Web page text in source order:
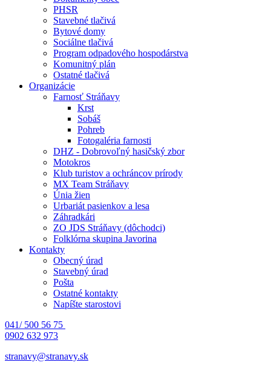
PHSR
Stavebné tlačivá
Bytové domy
Sociálne tlačivá
Program odpadového hospodárstva
Komunitný plán
Ostatné tlačivá
Organizácie
Farnosť Stráňavy
Krst
Sobáš
Pohreb
Fotogaléria farnosti
DHZ - Dobrovoľný hasičský zbor
Motokros
Klub turistov a ochráncov prírody
MX Team Stráňavy
Únia žien
Urbariát pasienkov a lesa
Záhradkári
ZO JDS Stráňavy (dôchodci)
Folklórna skupina Javorina
Kontakty
Obecný úrad
Stavebný úrad
Pošta
Ostatné kontakty
Napíšte starostovi
041/ 500 56 75
0902 632 973
stranavy@stranavy.sk